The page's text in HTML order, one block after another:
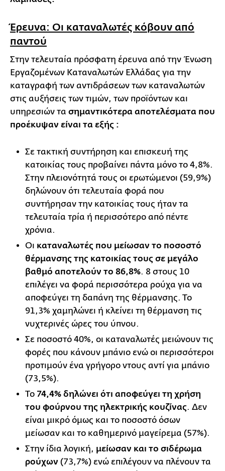
Έρευνα: Οι καταναλωτές κόβουν από
παντού
Στην τελευταία πρόσφατη έρευνα από την Ένωση
Εργαζομένων Καταναλωτών Ελλάδας για την
καταγραφή των αντιδράσεων των καταναλωτών
στις αυξήσεις των τιμών, των προϊόντων και
υπηρεσιών τα σημαντικότερα αποτελέσματα που
προέκυψαν είναι τα εξής :
Σε τακτική συντήρηση και επισκευή της
κατοικίας τους προβαίνει πάντα μόνο το 4,8%.
Στην πλειονότητά τους οι ερωτώμενοι (59,9%)
δηλώνουν ότι τελευταία φορά που
συντήρησαν την κατοικίας τους ήταν τα
τελευταία τρία ή περισσότερο από πέντε
χρόνια.
Οι καταναλωτές που μείωσαν το ποσοστό
θέρμανσης της κατοικίας τους σε μεγάλο
βαθμό αποτελούν το 86,8%. 8 στους 10
επιλέγει να φορά περισσότερα ρούχα για να
αποφεύγει τη δαπάνη της θέρμανσης. Το
91,3% χαμηλώνει ή κλείνει τη θέρμανση τις
νυχτερινές ώρες του ύπνου.
Σε ποσοστό 40%, οι καταναλωτές μειώνουν τις
φορές που κάνουν μπάνιο ενώ οι περισσότεροι
προτιμούν ένα γρήγορο ντους αντί για μπάνιο
(73,5%).
Το 74,4% δηλώνει ότι αποφεύγει τη χρήση
του φούρνου της ηλεκτρικής κουζίνας. Δεν
είναι μικρό όμως και το ποσοστό όσων
μείωσαν και το καθημερινό μαγείρεμα (57%).
Στην ίδια λογική, μείωσαν και το σιδέρωμα
ρούχων (73,7%) ενώ επιλέ­γουν να πλένουν τα